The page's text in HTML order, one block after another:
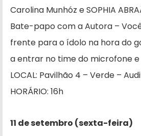
Carolina Munhóz e SOPHIA
Bate-papo com a Autora –
frente para o ídolo na hora do
a entrar no time do microfone
LOCAL: Pavilhão 4 – Verde –
HORÁRIO: 16h
11 de setembro (sexta-feira)